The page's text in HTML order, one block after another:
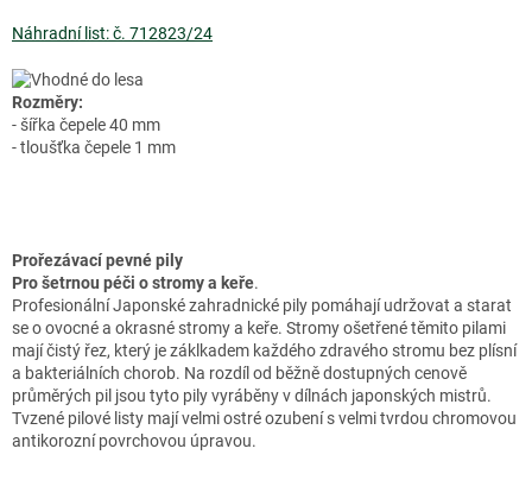
Náhradní list: č. 712823/24
Rozměry:
- šířka čepele 40 mm
- tloušťka čepele 1 mm
Prořezávací pevné pily
Pro šetrnou péči o stromy a keře.
Profesionální Japonské zahradnické pily pomáhají udržovat a starat
se o ovocné a okrasné stromy a keře. Stromy ošetřené těmito pilami
mají čistý řez, který je záklkadem každého zdravého stromu bez plísní
a bakteriálních chorob. Na rozdíl od běžně dostupných cenově
průměrých pil jsou tyto pily vyráběny v dílnách japonských mistrů.
Tvzené pilové listy mají velmi ostré ozubení s velmi tvrdou chromovou
antikorozní povrchovou úpravou.